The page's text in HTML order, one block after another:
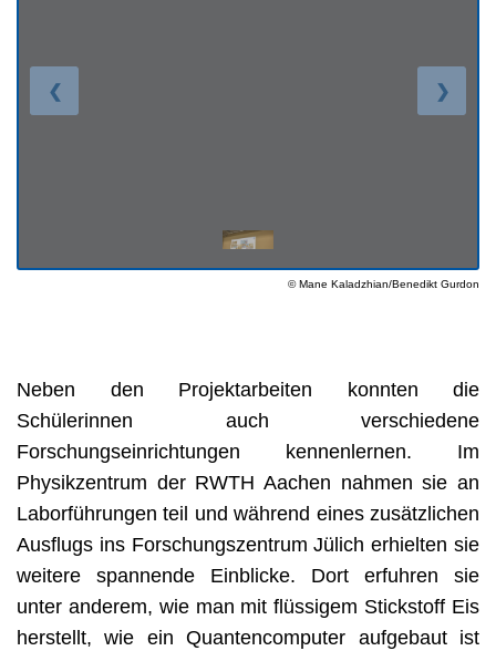
❮ ❯
© Mane Kaladzhian/Benedikt Gurdon
Neben den Projektarbeiten konnten die
Schülerinnen auch verschiedene
Forschungseinrichtungen kennenlernen. Im
Physikzentrum der RWTH Aachen nahmen sie an
Laborführungen teil und während eines zusätzlichen
Ausflugs ins Forschungszentrum Jülich erhielten sie
weitere spannende Einblicke. Dort erfuhren sie
unter anderem, wie man mit flüssigem Stickstoff Eis
herstellt, wie ein Quantencomputer aufgebaut ist